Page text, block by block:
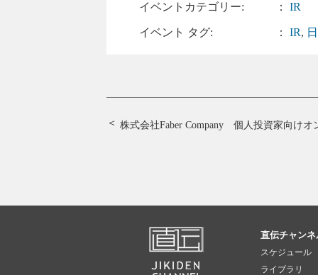
イベントカテゴリー: ：IR
イベント タグ: ：IR,
株式会社Faber Company 個人投資家向けオ
直伝チャン
スケジュール
ライブラリ